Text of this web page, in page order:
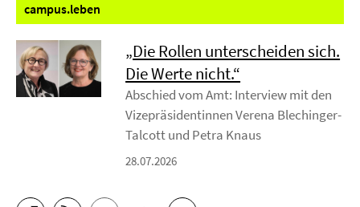
campus.leben
„Die Rollen unterscheiden sich.
Die Werte nicht.“
Abschied vom Amt: Interview mit den
Vizepräsidentinnen Verena Blechinger-
Talcott und Petra Knaus
28.07.2026